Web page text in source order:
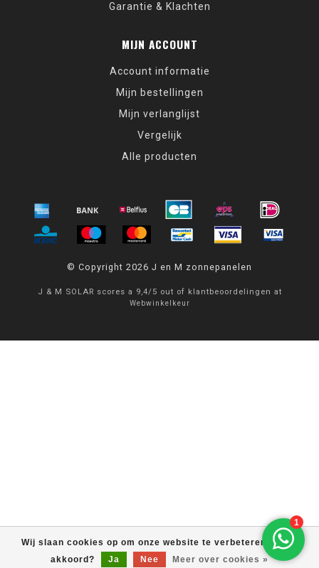
Wij slaan cookies op om onze website te verbeteren. Is dat
akkoord?
Ja Nee Meer over cookies »
Garantie & Klachten
MIJN ACCOUNT
Account informatie
Mijn bestellingen
Mijn verlanglijst
Vergelijk
Alle producten
© Copyright 2026 J en M zonnepanelen
J & M SOLAR scores a 9,4/ 5 out of klantbeoordelingen at
Webwinkelkeur